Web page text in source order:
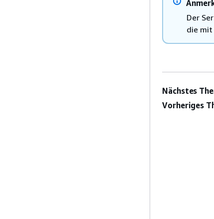
Der
die mit
Nächstes
Vorheriges